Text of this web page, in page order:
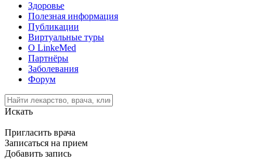
Здоровье
Полезная информация
Публикации
Виртуальные туры
О LinkeMed
Партнёры
Заболевания
Форум
Искать
Пригласить врача
Записаться на прием
Добавить запись